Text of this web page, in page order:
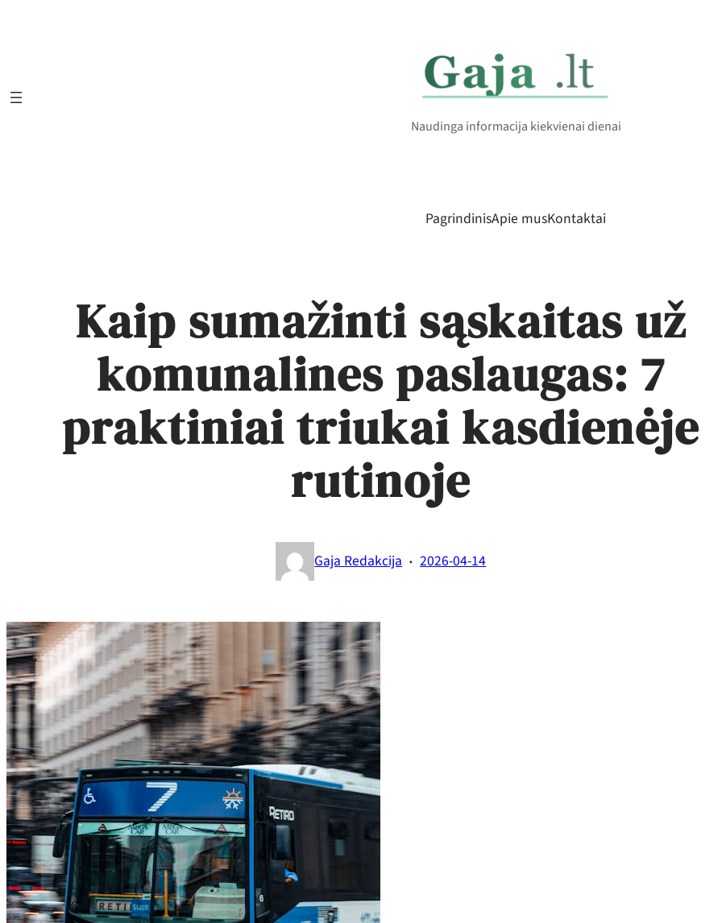
Naudinga informacija kiekvienai dienai
PagrindinisApie musKontaktai
Kaip sumažinti sąskaitas už
komunalines paslaugas: 7
praktiniai triukai kasdienėje
rutinoje
Gaja Redakcija · 2026-04-14